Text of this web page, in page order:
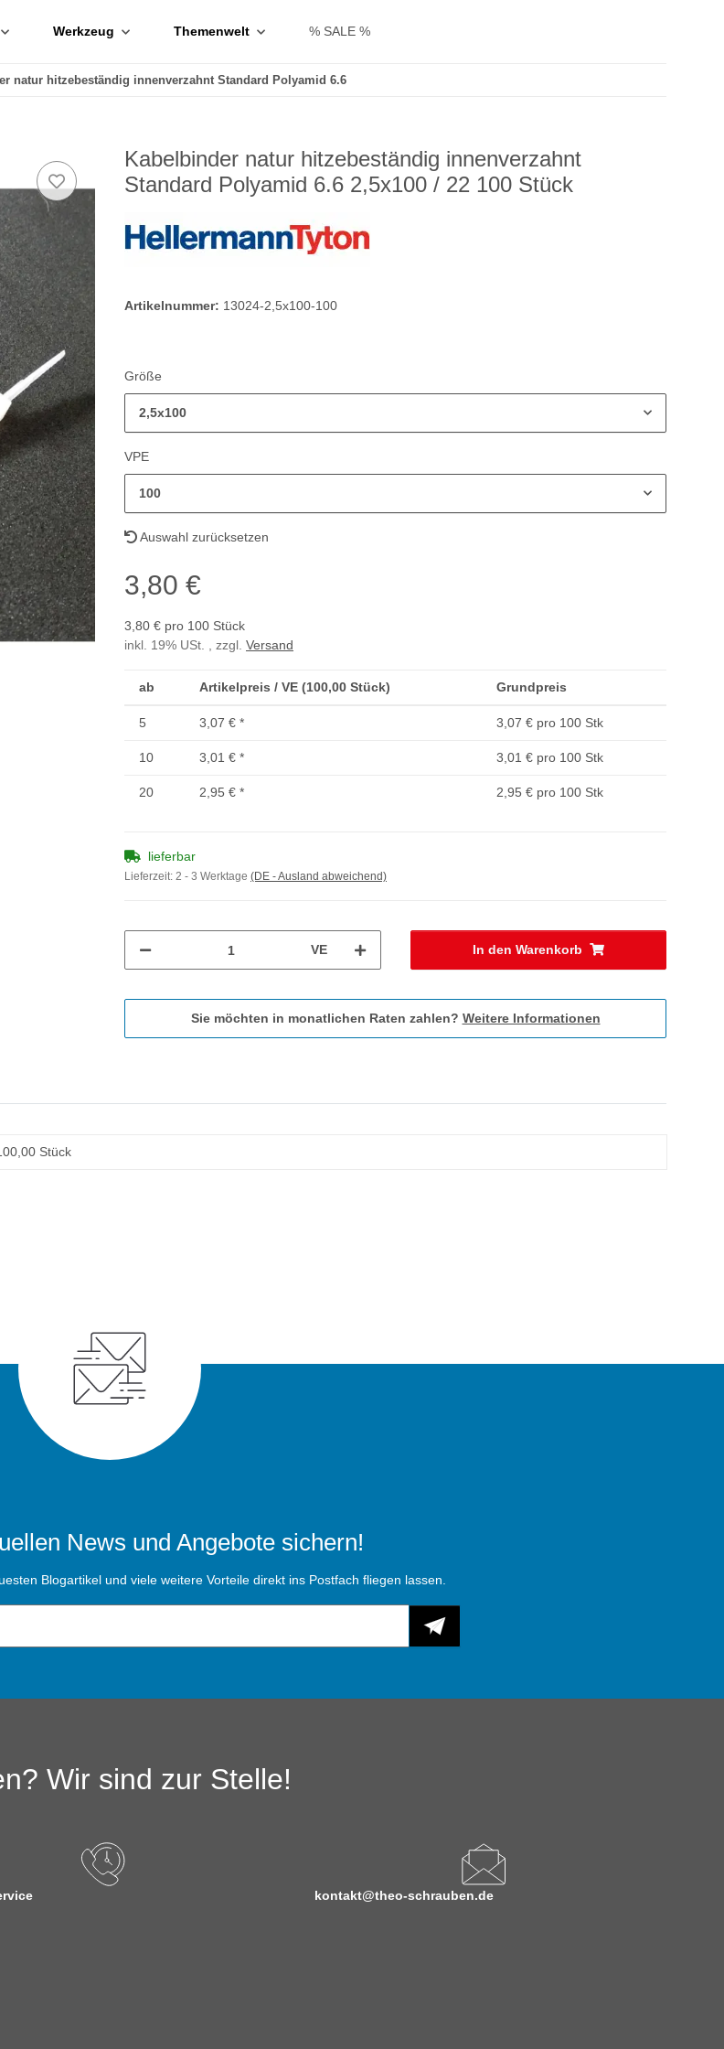
Werkzeug Themenwelt % SALE %
natur hitzebeständig innenverzahnt Standard Polyamid 6.6
Kabelbinder natur hitzebeständig innenverzahnt
Standard Polyamid 6.6 2,5x100 / 22 100 Stück
Artikelnummer: 13024-2,5x100-100
Größe
2,5x100
VPE
100
Auswahl zurücksetzen
3,80 €
3,80 € pro 100 Stück
inkl. 19% USt. , zzgl. Versand
ab Artikelpreis / VE (100,00 Stück) Grundpreis
5 3,07 € * 3,07 € pro 100 Stk
10 3,01 € * 3,01 € pro 100 Stk
20 2,95 € * 2,95 € pro 100 Stk
lieferbar
Lieferzeit: 2 - 3 Werktage (DE - Ausland abweichend)
VE In den Warenkorb
Sie möchten in monatlichen Raten zahlen? Weitere Informationen
Stück
News und Angebote sichern!
Blogartikel und viele weitere Vorteile direkt ins Postfach fliegen lassen.
Wir sind zur Stelle!
kontakt@theo-schrauben.de